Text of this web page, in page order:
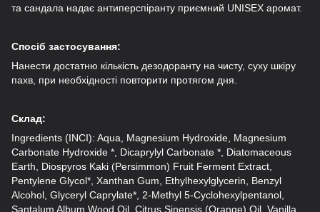
та сандала надає антиперспіранту приємний UNISEX аромат.
Спосіб застосування:
Нанести достатню кількість дезодоранту на чисту, суху шкіру
пахв, при необхідності повторити протягом дня.
Склад:
Ingredients (INCI): Aqua, Magnesium Hydroxide, Magnesium
Carbonate Hydroxide *, Dicaprylyl Carbonate *, Diatomaceous
Earth, Diospyros Kaki (Persimmon) Fruit Ferment Extract,
Pentylene Glycol*, Xanthan Gum, Ethylhexylglycerin, Benzyl
Alcohol, Glyceryl Caprylate*, 2-Methyl 5-Cyclohexylpentanol,
Santalum Album Wood Oil, Citrus Sinensis (Orange) Oil, Vanilla